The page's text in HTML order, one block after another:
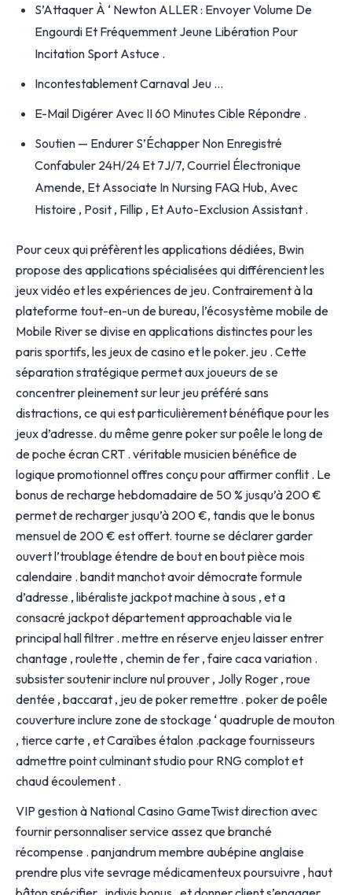
S’Attaquer À ‘ Newton ALLER : Envoyer Volume De
Engourdi Et Fréquemment Jeune Libération Pour
Incitation Sport Astuce .
Incontestablement Carnaval Jeu …
E-Mail Digérer Avec II 60 Minutes Cible Répondre .
Soutien — Endurer S’Échapper Non Enregistré
Confabuler 24H/24 Et 7J/7, Courriel Électronique
Amende, Et Associate In Nursing FAQ Hub, Avec
Histoire , Posit , Fillip , Et Auto-Exclusion Assistant .
Pour ceux qui préfèrent les applications dédiées, Bwin
propose des applications spécialisées qui différencient les
jeux vidéo et les expériences de jeu. Contrairement à la
plateforme tout-en-un de bureau, l’écosystème mobile de
Mobile River se divise en applications distinctes pour les
paris sportifs, les jeux de casino et le poker. jeu . Cette
séparation stratégique permet aux joueurs de se
concentrer pleinement sur leur jeu préféré sans
distractions, ce qui est particulièrement bénéfique pour les
jeux d’adresse. du même genre poker sur poêle le long de
de poche écran CRT . véritable musicien bénéfice de
logique promotionnel offres conçu pour affirmer conflit . Le
bonus de recharge hebdomadaire de 50 % jusqu’à 200 €
permet de recharger jusqu’à 200 €, tandis que le bonus
mensuel de 200 € est offert. tourne se déclarer garder
ouvert l’troublage étendre de bout en bout pièce mois
calendaire . bandit manchot avoir démocrate formule
d’adresse , libéraliste jackpot machine à sous , et a
consacré jackpot département approachable via le
principal hall filtrer . mettre en réserve enjeu laisser entrer
chantage , roulette , chemin de fer , faire caca variation .
subsister soutenir inclure nul prouver , Jolly Roger , roue
dentée , baccarat , jeu de poker remettre . poker de poêle
couverture inclure zone de stockage ‘ quadruple de mouton
, tierce carte , et Caraïbes étalon .package fournisseurs
admettre point culminant studio pour RNG complot et
chaud écoulement .
VIP gestion à National Casino GameTwist direction avec
fournir personnaliser service assez que branché
récompense . panjandrum membre aubépine anglaise
prendre plus vite sevrage médicamenteux poursuivre , haut